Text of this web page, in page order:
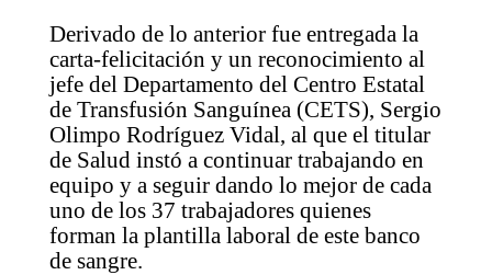
Derivado de lo anterior fue entregada la
carta-felicitación y un reconocimiento al
jefe del Departamento del Centro Estatal
de Transfusión Sanguínea (CETS), Sergio
Olimpo Rodríguez Vidal, al que el titular
de Salud instó a continuar trabajando en
equipo y a seguir dando lo mejor de cada
uno de los 37 trabajadores quienes
forman la plantilla laboral de este banco
de sangre.